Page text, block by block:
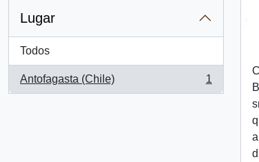
Lugar
Todos
Antofagasta (Chile)
, 1 resultados
1